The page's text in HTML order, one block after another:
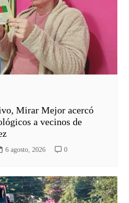
Mirar Mejor acercó
a vecinos de
6 agosto, 2026 0